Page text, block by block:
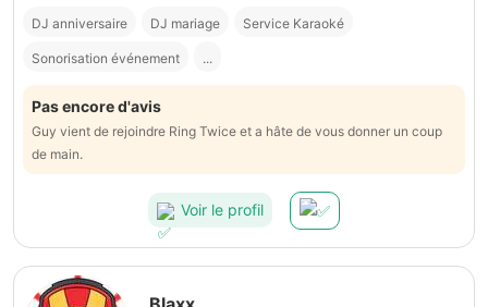
DJ anniversaire DJ mariage Service Karaoké
Sonorisation événement ...
Pas encore d'avis
Guy vient de rejoindre Ring Twice et a hâte de vous donner un coup
de main.
Voir le profil